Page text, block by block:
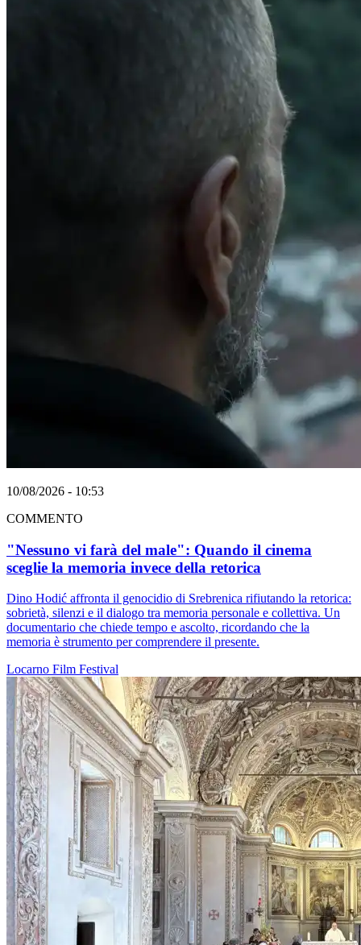
10/08/2026 - 10:53
COMMENTO
"Nessuno vi farà del male": Quando il cinema
sceglie la memoria invece della retorica
Dino Hodić affronta il genocidio di Srebrenica rifiutando la retorica:
sobrietà, silenzi e il dialogo tra memoria personale e collettiva. Un
documentario che chiede tempo e ascolto, ricordando che la
memoria è strumento per comprendere il presente.
Locarno Film Festival